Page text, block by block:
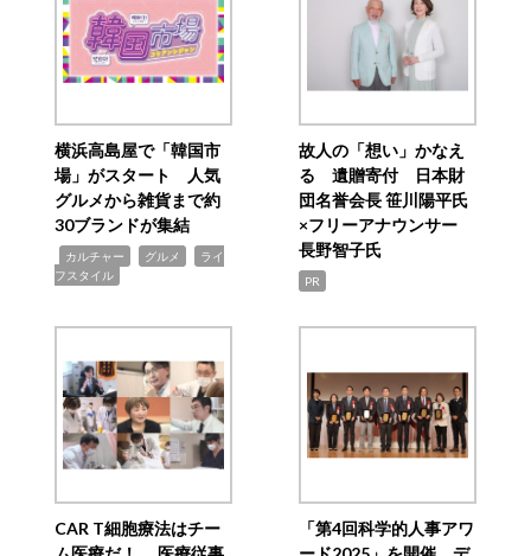
横浜高島屋で「韓国市
場」がスタート 人気
グルメから雑貨まで約
30ブランドが集結
カルチャー グルメ
ライ
フスタイル
故人の「想い」かなえ
る 遺贈寄付 日本財
団名誉会長 笹川陽平氏
×フリーアナウンサー
長野智子氏
PR
CAR T細胞療法はチー
「第4回科学的人事アワ